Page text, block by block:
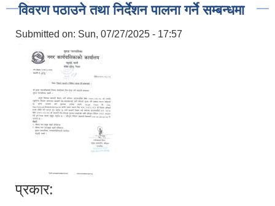
विवरण पठाउने तथा निर्देशन पालना गर्ने सम्बन्धमा
Submitted on: Sun, 07/27/2025 - 17:57
प्रकार: